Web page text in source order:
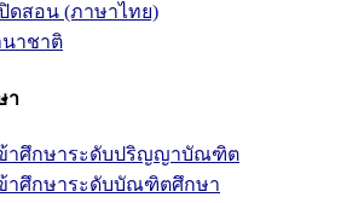
ดสอน (ภาษาไทย)
าชาติ
า
ข้าศึกษาระดับปริญญาบัณฑิต
าศึกษาระดับบัณฑิตศึกษา